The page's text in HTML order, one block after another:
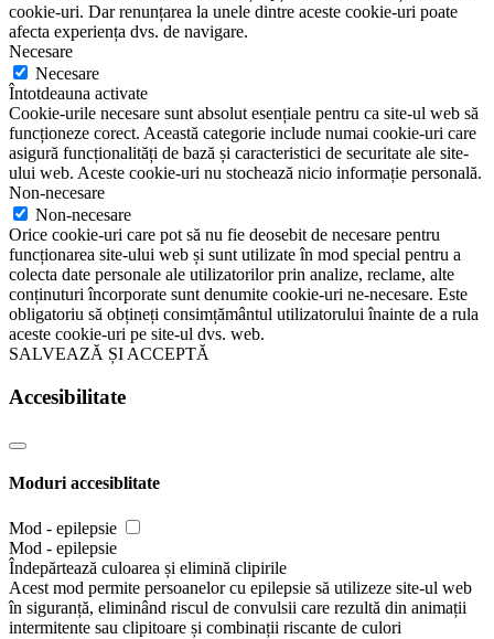
cookie-uri. Dar renunțarea la unele dintre aceste cookie-uri poate
afecta experiența dvs. de navigare.
Necesare
Necesare
Întotdeauna activate
Cookie-urile necesare sunt absolut esențiale pentru ca site-ul web să
funcționeze corect. Această categorie include numai cookie-uri care
asigură funcționalități de bază și caracteristici de securitate ale site-
ului web. Aceste cookie-uri nu stochează nicio informație personală.
Non-necesare
Non-necesare
Orice cookie-uri care pot să nu fie deosebit de necesare pentru
funcționarea site-ului web și sunt utilizate în mod special pentru a
colecta date personale ale utilizatorilor prin analize, reclame, alte
conținuturi încorporate sunt denumite cookie-uri ne-necesare. Este
obligatoriu să obțineți consimțământul utilizatorului înainte de a rula
aceste cookie-uri pe site-ul dvs. web.
SALVEAZĂ ȘI ACCEPTĂ
Accesibilitate
Moduri accesiblitate
Mod - epilepsie
Mod - epilepsie
Îndepărtează culoarea și elimină clipirile
Acest mod permite persoanelor cu epilepsie să utilizeze site-ul web
în siguranță, eliminând riscul de convulsii care rezultă din animații
intermitente sau clipitoare și combinații riscante de culori